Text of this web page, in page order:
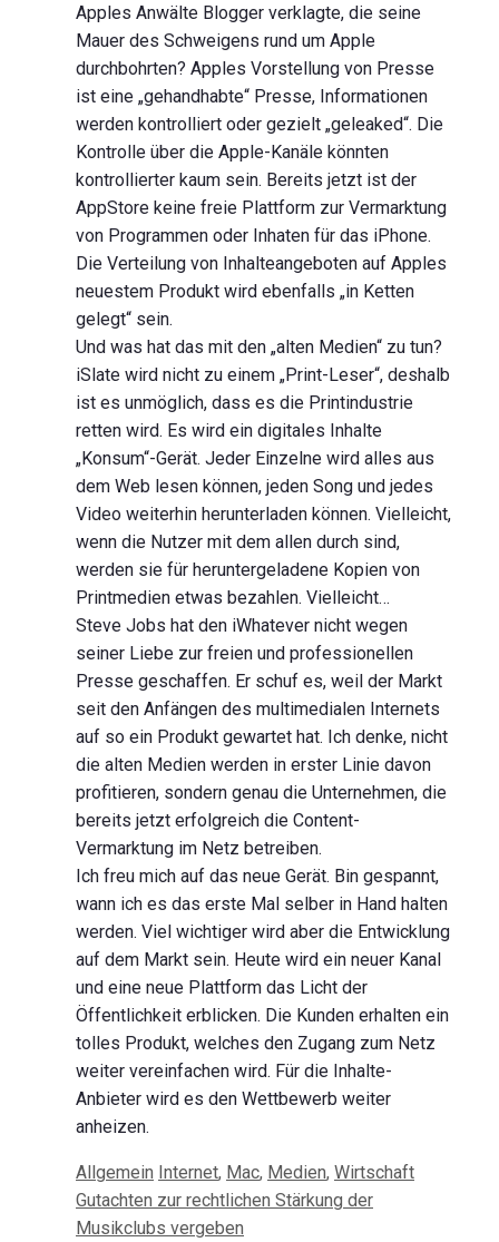
Apples Anwälte Blogger verklagte, die seine
Mauer des Schweigens rund um Apple
durchbohrten? Apples Vorstellung von Presse
ist eine „gehandhabte“ Presse, Informationen
werden kontrolliert oder gezielt „geleaked“. Die
Kontrolle über die Apple-Kanäle könnten
kontrollierter kaum sein. Bereits jetzt ist der
AppStore keine freie Plattform zur Vermarktung
von Programmen oder Inhaten für das iPhone.
Die Verteilung von Inhalteangeboten auf Apples
neuestem Produkt wird ebenfalls „in Ketten
gelegt“ sein.
Und was hat das mit den „alten Medien“ zu tun?
iSlate wird nicht zu einem „Print-Leser“, deshalb
ist es unmöglich, dass es die Printindustrie
retten wird. Es wird ein digitales Inhalte
„Konsum“-Gerät. Jeder Einzelne wird alles aus
dem Web lesen können, jeden Song und jedes
Video weiterhin herunterladen können. Vielleicht,
wenn die Nutzer mit dem allen durch sind,
werden sie für heruntergeladene Kopien von
Printmedien etwas bezahlen. Vielleicht…
Steve Jobs hat den iWhatever nicht wegen
seiner Liebe zur freien und professionellen
Presse geschaffen. Er schuf es, weil der Markt
seit den Anfängen des multimedialen Internets
auf so ein Produkt gewartet hat. Ich denke, nicht
die alten Medien werden in erster Linie davon
profitieren, sondern genau die Unternehmen, die
bereits jetzt erfolgreich die Content-
Vermarktung im Netz betreiben.
Ich freu mich auf das neue Gerät. Bin gespannt,
wann ich es das erste Mal selber in Hand halten
werden. Viel wichtiger wird aber die Entwicklung
auf dem Markt sein. Heute wird ein neuer Kanal
und eine neue Plattform das Licht der
Öffentlichkeit erblicken. Die Kunden erhalten ein
tolles Produkt, welches den Zugang zum Netz
weiter vereinfachen wird. Für die Inhalte-
Anbieter wird es den Wettbewerb weiter
anheizen.
Kategorien
Allgemein Schlagwörter
Internet, Mac, Medien, Wirtschaft
Beitrags-
Navigation
Gutachten zur rechtlichen Stärkung der
Musikclubs vergeben